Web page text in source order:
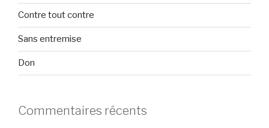
Contre tout contre
Sans entremise
Don
Commentaires récents